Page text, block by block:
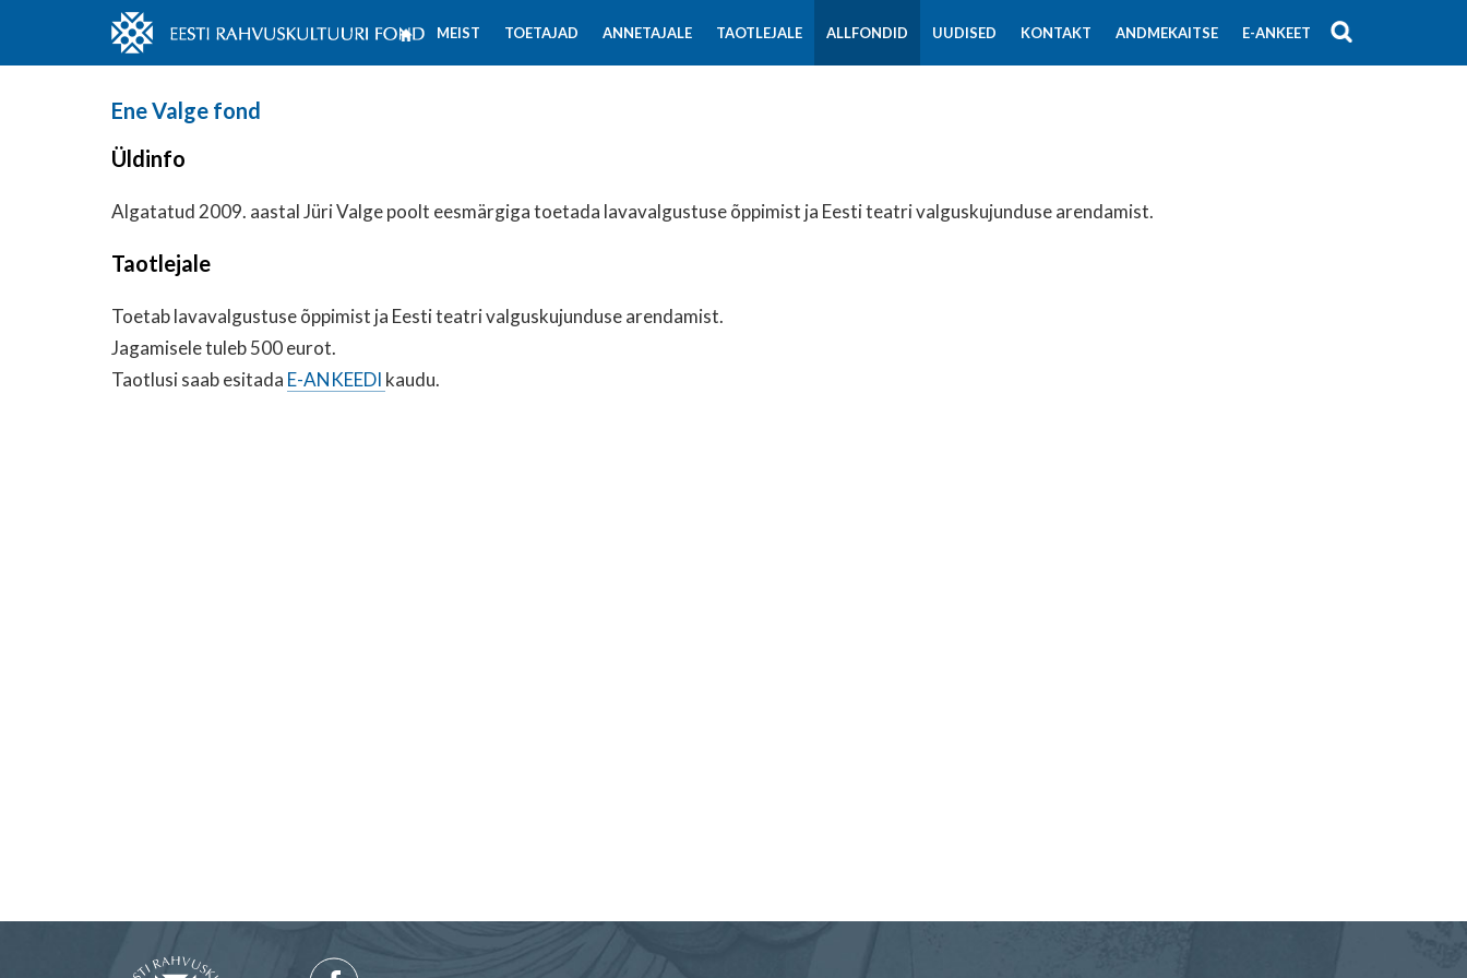
MEIST TOETAJAD ANNETAJALE TAOTLEJALE ALLFONDID UUDISED KONTAKT ANDMEKAITSE E-ANKEET
Ene Valge fond
Üldinfo
Algatatud 2009. aastal Jüri Valge poolt eesmärgiga toetada lavavalgustuse õppimist ja Eesti teatri valguskujunduse arendamist.
Taotlejale
Toetab lavavalgustuse õppimist ja Eesti teatri valguskujunduse arendamist.
Jagamisele tuleb 500 eurot.
Taotlusi saab esitada E-ANKEEDI kaudu.